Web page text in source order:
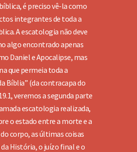
é preciso vê-la como
integrantes de toda a
A escatologia não deve
algo encontrado apenas
Daniel e Apocalipse, mas
que permeia toda a
Bíblia” (da contracapa do
veremos a segunda parte
escatologia realizada,
o estado entre a morte e a
corpo, as últimas coisas
História, o juízo final e o